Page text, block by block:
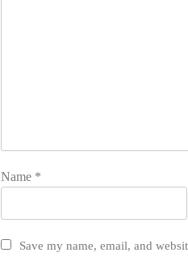
Name *
Save my name, email, and